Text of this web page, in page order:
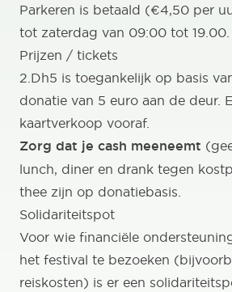
Parkeren is betaald (€4,50 per
tot zaterdag van 09:00 tot 19.00.
Prijzen / tickets
2.Dh5 is toegankelijk op basis
donatie van 5 euro aan de deur.
kaartverkoop vooraf.
Zorg dat je cash meeneemt
lunch, diner en drank tegen
thee zijn op donatiebasis.
Solidariteitspot
Voor wie financiële
het festival te bezoeken
reiskosten) is er een